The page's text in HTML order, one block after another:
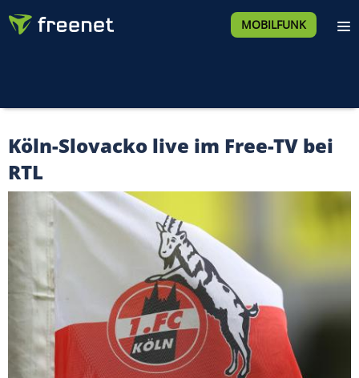
MOBILFUNK
Köln-Slovacko live im Free-TV bei
RTL